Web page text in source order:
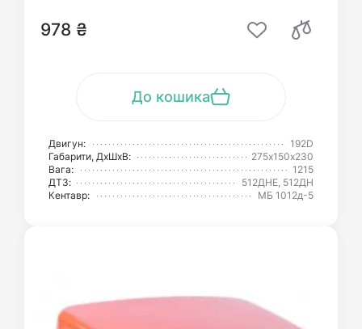
978 ₴
До кошика
Двигун:
192D
Габарити, ДхШхВ:
275х150х230
Вага:
1215
ДТЗ:
512ДНЕ, 512ДН
Кентавр:
МБ 1012д-5